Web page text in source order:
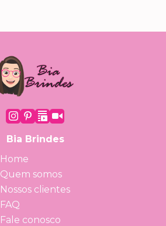
Bia Brindes
Home
Quem somos
Nossos clientes
FAQ
Fale conosco